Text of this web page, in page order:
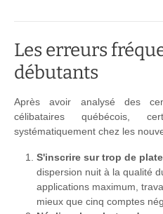
Les erreurs
débutants
Après avoir analysé des
célibataires québécois,
systématiquement chez les
S'inscrire sur trop de
dispersion nuit à la qualité
applications maximum,
mieux que cinq comptes